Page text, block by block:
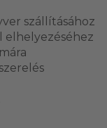
szállításához
elhelyezéséhez